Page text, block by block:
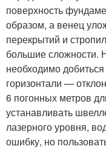
поверхность
образом, а венец
перекрытий и
большие сложности.
необходимо
горизонтали —
6 погонных метров
устанавливать
лазерного уровня,
ошибку, но